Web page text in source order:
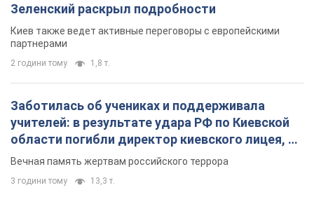
Зеленский раскрыл подробности
Киев также ведет активные переговоры с европейскими
партнерами
2 години тому 1,8 т.
Заботилась об учениках и поддерживала
учителей: в результате удара РФ по Киевской
области погибли директор киевского лицея, её
муж и внук
Вечная память жертвам российского террора
3 години тому 13,3 т.